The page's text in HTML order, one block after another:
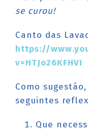
se curou!
Canto das
https://
v=HTJo26KFHVI
Como
seguintes
Que